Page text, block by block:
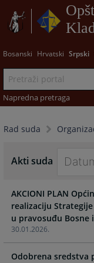
Bosanski Hrvatski Srpski
Napredna pretraga
Rad suda
Akti suda
forward
to
interact
the
30.01.2026.
AKCIONI PLAN
realizaciju
u pravosuđu Bosne
Odobrena sredstva